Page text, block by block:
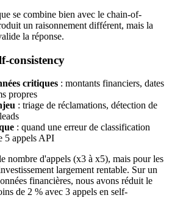
se combine bien avec le chain-of-
un raisonnement différent, mais la
la réponse.
consistency
critiques : montants financiers, dates
propres
: triage de réclamations, détection de
: quand une erreur de classification
5 appels API
nombre d'appels (x3 à x5), mais pour les
largement rentable. Sur un
financières, nous avons réduit le
de 2 % avec 3 appels en self-